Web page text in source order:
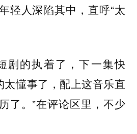
轻人深陷其中，直呼“太
剧的执着了，下一集快
太懂事了，配上这音乐直
了。”在评论区里，不少